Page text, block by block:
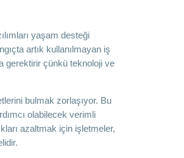
yaşam desteği
artık kullanılmayan iş
gerektirir çünkü teknoloji ve
bulmak zorlaşıyor. Bu
olabilecek verimli
azaltmak için işletmeler,